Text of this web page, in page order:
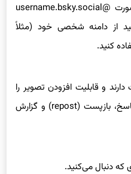
پس از ثبت‌نام، یک شناسه به صورت @username.bsky.social
از دامنه شخصی خود (مثلاً
ظرفیت دارند و قابلیت افزودن تصویر را
نیز شامل می‌شوند. امکان لایک، پاسخ، بازپست (repost) و گزارش